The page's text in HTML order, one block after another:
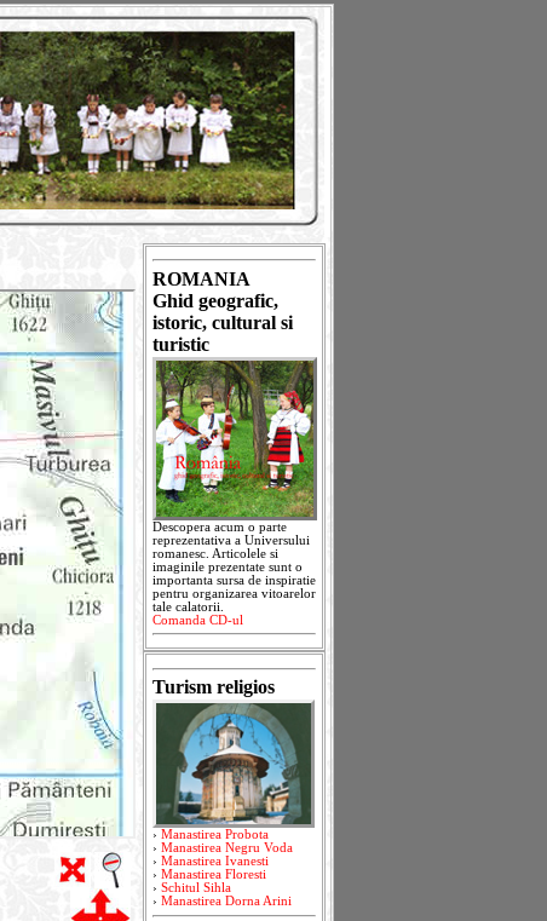
ROMANIA
Ghid geografic,
istoric, cultural si
turistic
Descopera acum o parte
reprezentativa a Universului
romanesc. Articolele si
imaginile prezentate sunt o
importanta sursa de inspiratie
pentru organizarea vitoarelor
tale calatorii.
Comanda CD-ul
Turism religios
› Manastirea Probota
› Manastirea Negru Voda
› Manastirea Ivanesti
› Manastirea Floresti
› Schitul Sihla
› Manastirea Dorna Arini